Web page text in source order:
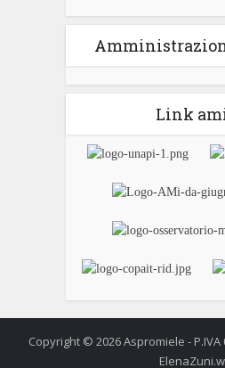
Link
Copyright © 2026 Aspromiele - P.IVA